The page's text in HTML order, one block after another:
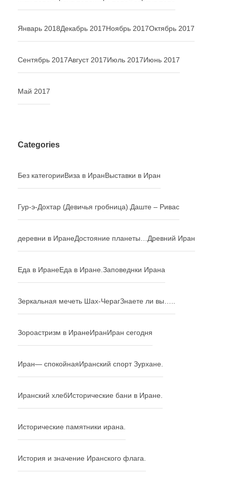
Январь 2018Декабрь 2017Ноябрь 2017Октябрь 2017
Сентябрь 2017Август 2017Июль 2017Июнь 2017
Май 2017
Categories
Без категорииВиза в ИранВыставки в Иран
Гур-э-Дохтар (Девичья гробница). Даште – Ривас
деревни в ИранеДостояние планеты… Древний Иран
Еда в ИранеЕда в Иране. Заповеднки Ирана
Зеркальная мечеть Шах-ЧерагЗнаете ли вы…..
Зороастризм в ИранеИранИран сегодня
Иран— спокойнаяИранский спорт Зурхане.
Иранский хлебИсторические бани в Иране.
Исторические памятники ирана.
История и значение Иранского флага.